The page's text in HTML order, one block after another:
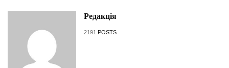
Редакція
2191 POSTS